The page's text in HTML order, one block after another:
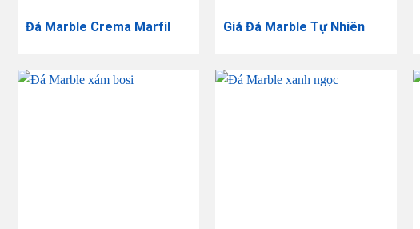
Đá Marble Crema Marfil Giá Đá Marble Tự Nhiên